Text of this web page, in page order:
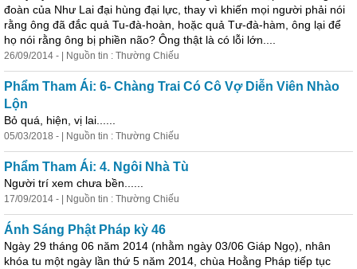
đoàn của Như Lai đại hùng đại lực, thay vì khiến mọi người phải nói
rằng ông đã đắc quả Tu-đà-hoàn, hoặc quả Tư-đà-hàm, ông lại để
họ nói rằng ông bị phiền não? Ông thật là có lỗi lớn....
26/09/2014 - | Nguồn tin : Thường Chiếu
Phẩm Tham Ái: 6- Chàng Trai Có Cô Vợ Diễn Viên Nhào
Lộn
Bỏ quá, hiện, vị lai......
05/03/2018 - | Nguồn tin : Thường Chiếu
Phẩm Tham Ái: 4. Ngôi Nhà Tù
Người trí xem chưa bền......
17/09/2014 - | Nguồn tin : Thường Chiếu
Ánh Sáng Phật Pháp kỳ 46
Ngày 29 tháng 06 năm 2014 (nhằm ngày 03/06 Giáp Ngọ), nhân
khóa tu một ngày lần thứ 5 năm 2014, chùa Hoằng Pháp tiếp tục